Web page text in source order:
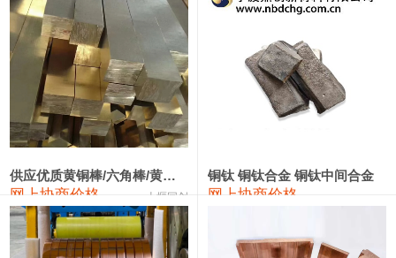
553#硅 9,300—9,500
441#硅 9,600—9,800 9,700
3303#硅 10,300—10,500 10,400
2202#硅 14,100—14,300
金属硅3303#-2202# 10,400—14,200 12,300 0
漆包线 111,970—115,970 113,970
供应优质黄铜棒/六角棒/黄铜方板
网上协商价格 十堰同创
铜钛 铜钛合金 铜钛中间合金
网上协商价格